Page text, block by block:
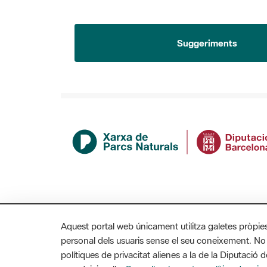
Suggeriments
Aquest portal web únicament utilitza galetes
personal dels usuaris sense el seu coneixement.
polítiques de privacitat alienes a la de la Diputació